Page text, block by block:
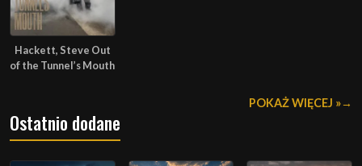
Hackett, Steve Out
of the Tunnel’s Mouth
POKAŻ WIĘCEJ »
Ostatnio dodane